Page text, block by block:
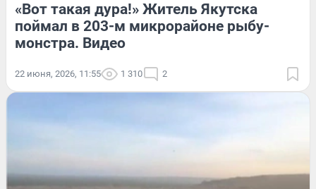
«Вот такая дура!» Житель Якутска
поймал в 203-м микрорайоне рыбу-
монстра. Видео
22 июня, 2026, 11:55 1 310 2